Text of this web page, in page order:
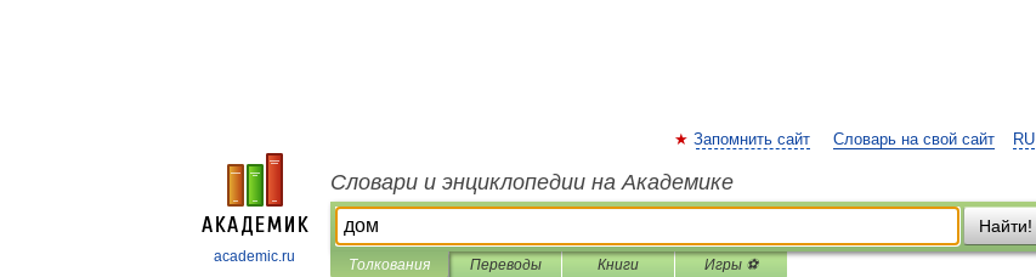
academic.ru
RU
Запомнить сайт Словарь на свой сайт
Словари и энциклопедии на Академике
Найти!
Толкования Переводы Книги Игры ⚽